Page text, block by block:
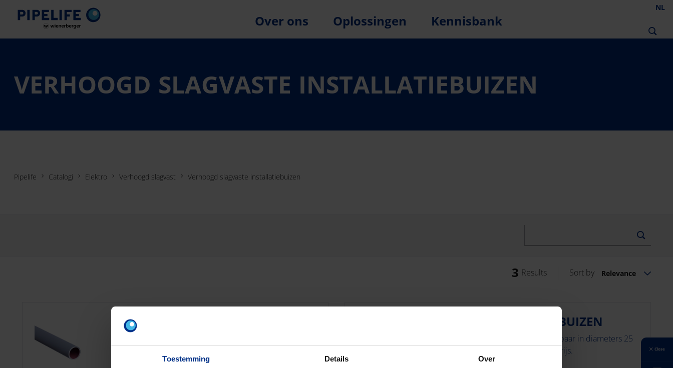
Toestemming Details Over
Over ons Oplossingen Kennisbank
NL
VERHOOGD SLAGVASTE INSTALLATIEBUIZEN
Pipelife Catalogi Elektro Verhoogd slagvast Verhoogd slagvaste installatiebuizen
3 Results Sort by Relevance
STARRE LF INSTALLATIEBUIZEN STARRE INSTALLATIEBUIZEN
PVC starre installatiebuizen beschikbaar in diameters 25
mm t/m 50 mm in de kleur donkergrijs.
Close